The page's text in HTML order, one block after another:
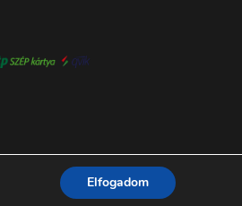
Elfogadom